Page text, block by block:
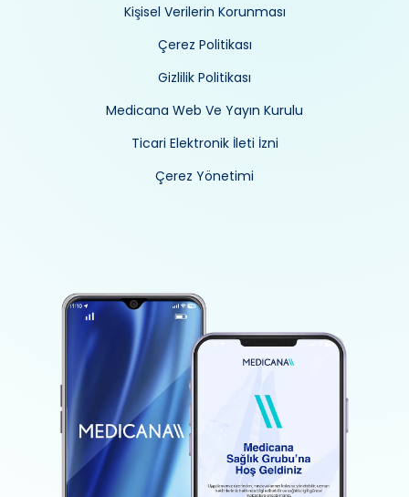
Kişisel Verilerin Korunması
Çerez Politikası
Gizlilik Politikası
Medicana Web Ve Yayın Kurulu
Ticari Elektronik İleti İzni
Çerez Yönetimi